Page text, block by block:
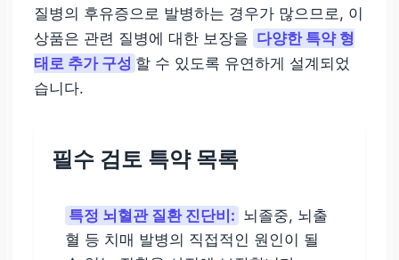
질병의 후유증으로 발병하는 경우가 많으므로, 이
상품은 관련 질병에 대한 보장을 다양한 특약 형
태로 추가 구성 할 수 있도록 유연하게 설계되었
습니다.
필수 검토 특약 목록
특정 뇌혈관 질환 진단비: 뇌졸중, 뇌출
혈 등 치매 발병의 직접적인 원인이 될